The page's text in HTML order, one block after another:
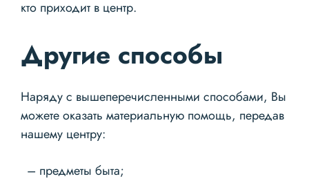
кто приходит в центр.
Другие способы
Наряду с вышеперечисленными способами, Вы
можете оказать материальную помощь, передав
нашему центру:
предметы быта;